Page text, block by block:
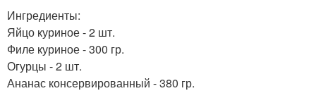
Ингредиенты:
Яйцо куриное - 2 шт.
Филе куриное - 300 гр.
Огурцы - 2 шт.
Ананас консервированный - 380 гр.